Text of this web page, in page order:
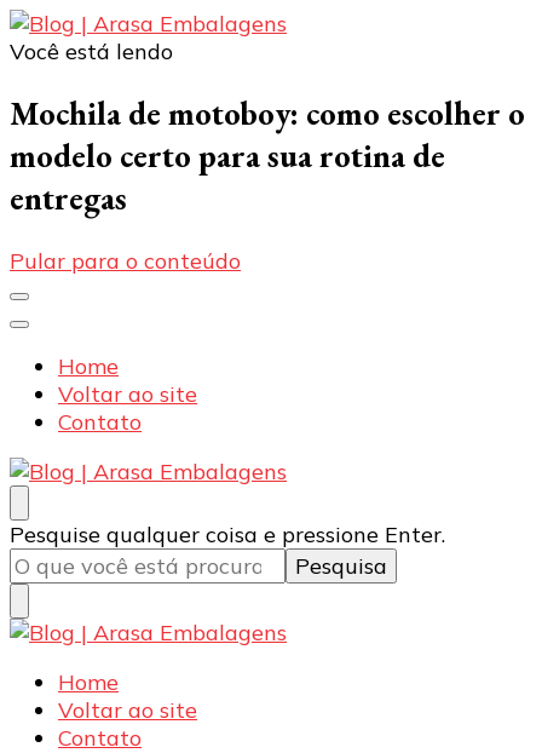
doces e salgados. Tudo para seu comércio com a
qualidade Arasa. Leia nossos conteúdos!
Você está lendo
Mochila de motoboy: como escolher o
modelo certo para sua rotina de
entregas
Pular para o conteúdo
Home
Voltar ao site
Contato
Blog | Arasa Embalagens
Confira conteúdos sobre embalagens para pizzas,
doces e salgados. Tudo para seu comércio com a
qualidade Arasa. Leia nossos conteúdos!
Procurando
algo?
Pesquise qualquer coisa e pressione Enter.
Blog | Arasa Embalagens
Confira conteúdos sobre embalagens para pizzas,
doces e salgados. Tudo para seu comércio com a
qualidade Arasa. Leia nossos conteúdos!
Home
Voltar ao site
Contato